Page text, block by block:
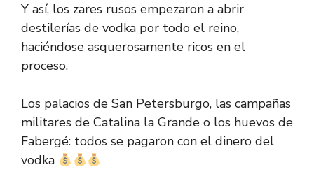
Y así, los zares rusos empezaron a abrir
destilerías de vodka por todo el reino,
haciéndose asquerosamente ricos en el
proceso.
Los palacios de San Petersburgo, las campañas
militares de Catalina la Grande o los huevos de
Fabergé: todos se pagaron con el dinero del
vodka